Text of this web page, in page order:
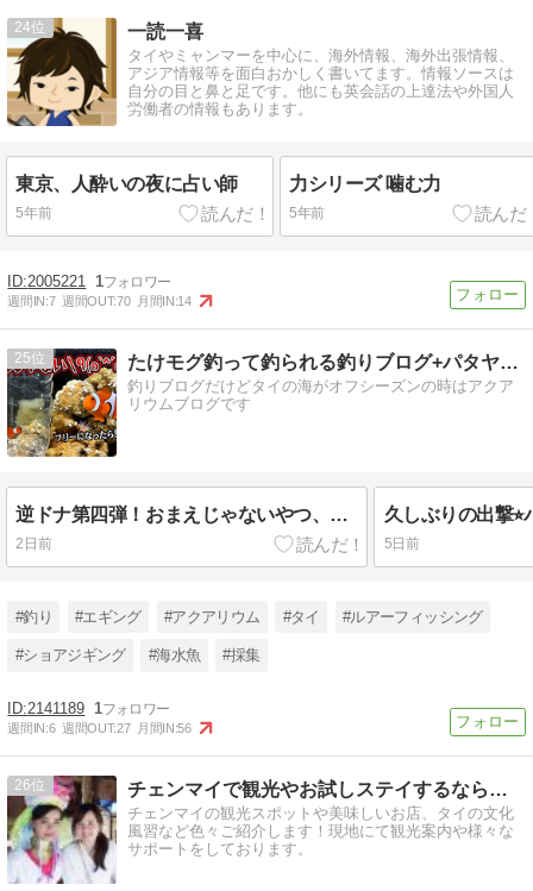
24 一読一喜
タイやミャンマーを中心に、海外情報、海外出張情報、
アジア情報等を面白おかしく書いてます。情報ソースは
自分の目と鼻と足です。他にも英会話の上達法や外国人
労働者の情報もあります。
東京、人酔いの夜に占い師
5年前
力シリーズ 噛む力
5年前
2005221 1
週間IN:7 週間OUT:70 月間IN:14
25 たけモグ釣って釣られる釣りブログ+パタヤの海のかけら
釣りブログだけどタイの海がオフシーズンの時はアクア
リウムブログです
逆ドナ第四弾！おまえじゃないやつ、たくさん確保！のまき2027/7/27
2日前 5日前
#釣り #エギング #アクアリウム #タイ #ルアーフィッシング
#ショアジギング #海水魚 #採集
2141189 1
週間IN:6 週間OUT:27 月間IN:56
26 チェンマイで観光やお試しステイするなら『バーン・チェンマイ』
チェンマイの観光スポットや美味しいお店、タイの文化
風習など色々ご紹介します！現地にて観光案内や様々な
サポートをしております。